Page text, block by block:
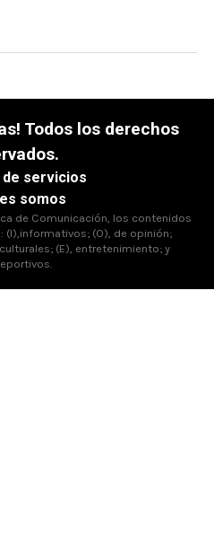
Todos los derechos
servicios
somos
de Comunicación, los contenidos
(I),informativos; (O), de opinión;
(E), entretenimiento; y